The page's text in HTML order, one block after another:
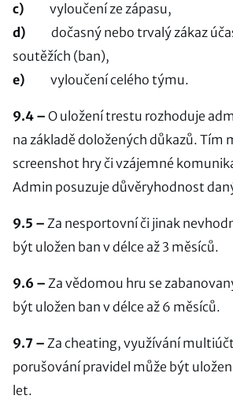
c) vyloučení ze zápasu,
d) dočasný nebo trvalý zákaz
soutěžích (ban),
e) vyloučení celého týmu.
9.4 – O uložení trestu rozhoduje
na základě doložených důkazů. Tím
screenshot hry či vzájemné
Admin posuzuje důvěryhodnost
9.5 – Za nesportovní či jinak
být uložen ban v délce až 3 měsíců.
9.6 – Za vědomou hru se
být uložen ban v délce až 6 měsíců.
9.7 – Za cheating, využívání
porušování pravidel může být uložen
let.